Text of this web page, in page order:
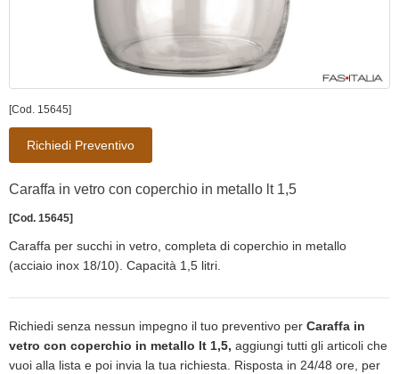
[Cod. 15645]
Richiedi Preventivo
Caraffa in vetro con coperchio in metallo lt 1,5
[Cod. 15645]
Caraffa per succhi in vetro, completa di coperchio in metallo
(acciaio inox 18/10). Capacità 1,5 litri.
Richiedi senza nessun impegno il tuo preventivo per Caraffa in
vetro con coperchio in metallo lt 1,5, aggiungi tutti gli articoli che
vuoi alla lista e poi invia la tua richiesta. Risposta in 24/48 ore, per